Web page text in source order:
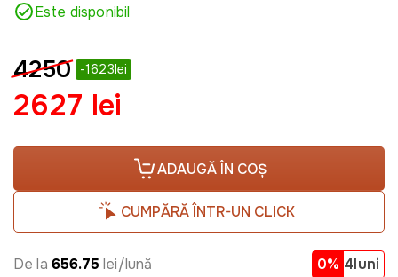
Este disponibil
4250 -1623lei
2627 lei
ADAUGĂ ÎN COȘ
CUMPĂRĂ ÎNTR-UN CLICK
De la 656.75 lei/lună 0% 4luni